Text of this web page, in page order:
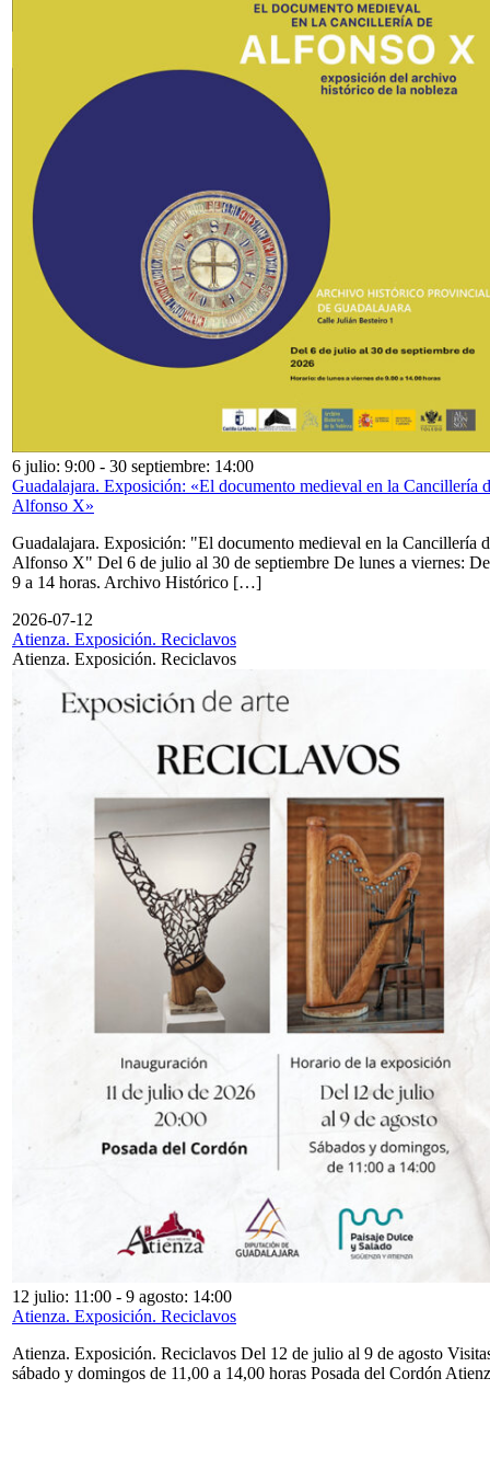
6 julio: 9:00 - 30 septiembre: 14:00
Guadalajara. Exposición: «El documento medieval en la Cancillería
Alfonso X»
Guadalajara. Exposición: "El documento medieval en la Cancillería
Alfonso X" Del 6 de julio al 30 de septiembre De lunes a viernes: De
9 a 14 horas. Archivo Histórico […]
2026-07-12
Atienza. Exposición. Reciclavos
Atienza. Exposición. Reciclavos
12 julio: 11:00 - 9 agosto: 14:00
Atienza. Exposición. Reciclavos
Atienza. Exposición. Reciclavos Del 12 de julio al 9 de agosto
sábado y domingos de 11,00 a 14,00 horas Posada del Cordón